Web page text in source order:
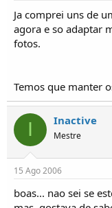
Ja comprei uns de
agora e so adaptar
fotos.
Temos que manter
I Inactive
Mestre
15 Ago 2006
boas... nao sei se